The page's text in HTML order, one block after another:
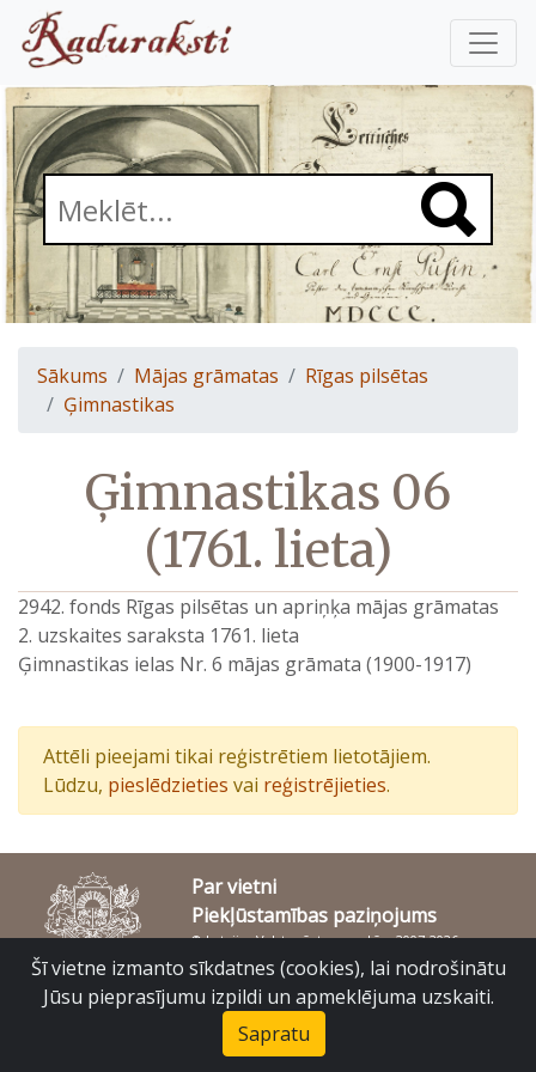
Sākums Mājas grāmatas
Rīgas pilsētas
Ģimnastikas
Ģimnastikas 06
(1761. lieta)
2942. fonds Rīgas pilsētas un apriņķa mājas grāmatas
2. uzskaites saraksta 1761. lieta
Ģimnastikas ielas Nr. 6 mājas grāmata (1900-1917)
Attēli pieejami tikai reģistrētiem lietotājiem.
Lūdzu, pieslēdzieties vai reģistrējieties.
Par vietni
Piekļūstamības paziņojums
© Latvijas Valsts vēstures arhīvs 2007-2026
Slokas iela 16, Rīga, LV – 1048
Šī vietne izmanto sīkdatnes (cookies), lai nodrošinātu
Jūsu pieprasījumu izpildi un apmeklējuma uzskaiti.
Sapratu